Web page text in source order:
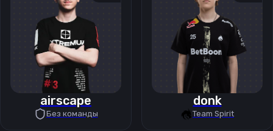
airscape
Без команды
donk
Team Spirit